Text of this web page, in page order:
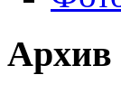
Архив